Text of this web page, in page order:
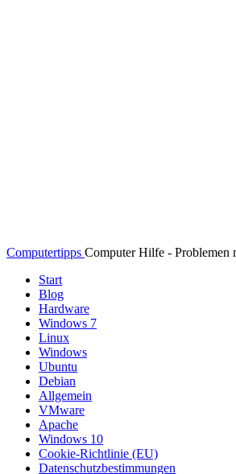
Computertipps Computer Hilfe -
Start
Blog
Hardware
Windows 7
Linux
Windows
Ubuntu
Debian
Allgemein
VMware
Apache
Windows 10
Cookie-Richtlinie (EU)
Datenschutzbestimmungen